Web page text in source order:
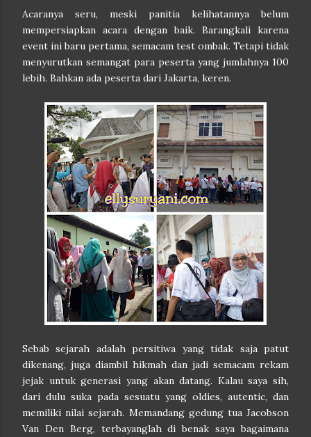
Acaranya seru, meski panitia kelihatannya belum
mempersiapkan acara dengan baik. Barangkali karena
event ini baru pertama, semacam test ombak. Tetapi tidak
menyurutkan semangat para peserta yang jumlahnya 100
lebih. Bahkan ada peserta dari Jakarta, keren.
Sebab sejarah adalah persitiwa yang tidak saja patut
dikenang, juga diambil hikmah dan jadi semacam rekam
jejak untuk generasi yang akan datang. Kalau saya sih,
dari dulu suka pada sesuatu yang oldies, autentic, dan
memiliki nilai sejarah. Memandang gedung tua Jacobson
Van Den Berg, terbayanglah di benak saya bagaimana